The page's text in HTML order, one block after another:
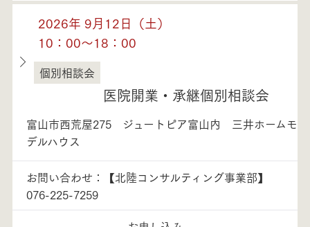
2026年 9月12日（土）
10：00～18：00
富山県
個別相談会
医院開業・承継個別相談会
富山市西荒屋275 ジュートピア富山内 三井ホームモ
デルハウス
お問い合わせ：【北陸コンサルティング事業部】
076-225-7259